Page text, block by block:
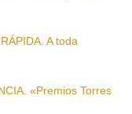
A toda
«Premios Torres